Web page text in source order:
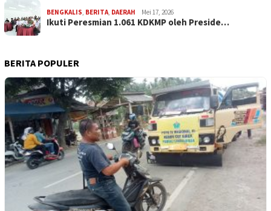
BENGKALIS BERITA DAERAH Mei 17, 2026
Ikuti Peresmian 1.061 KDKMP oleh Preside…
BERITA POPULER